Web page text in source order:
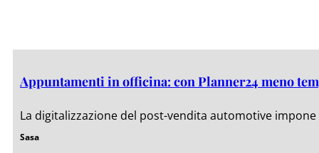
Appuntamenti in officina: con Planner24 meno
La digitalizzazione del post-vendita automotive
Sasa